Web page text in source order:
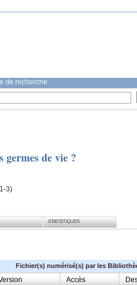
de recherche
de vie ?
3)
STATISTIQUES
Fichier(s) numérisé(s) par les
Accès